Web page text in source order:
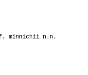
minnichii n.n.